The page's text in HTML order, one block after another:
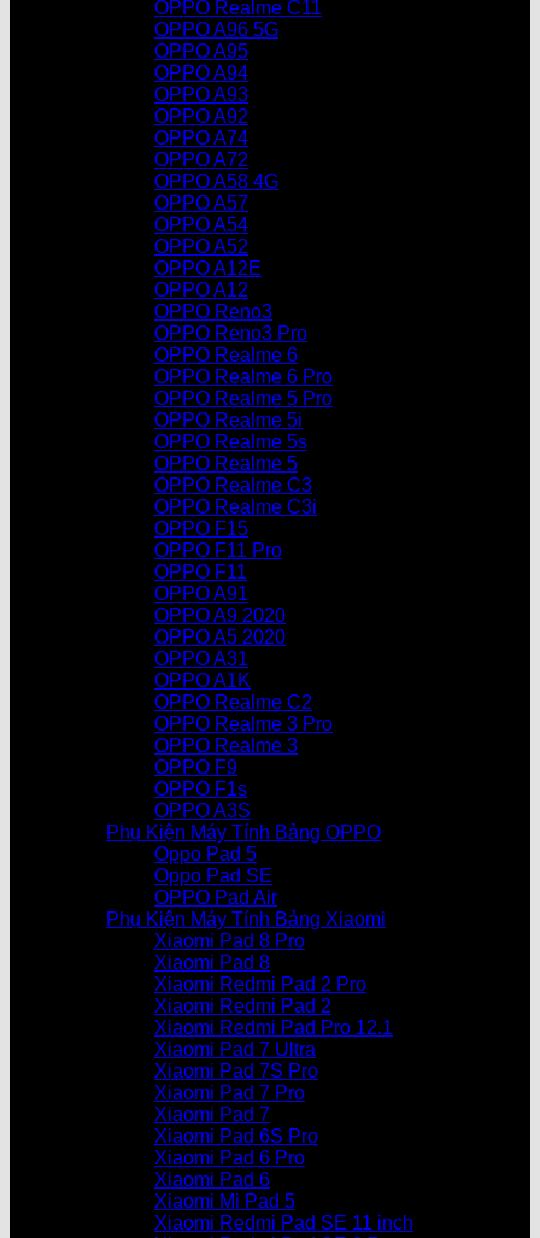
OPPO Realme C11
OPPO A96 5G
OPPO A95
OPPO A94
OPPO A93
OPPO A92
OPPO A74
OPPO A72
OPPO A58 4G
OPPO A57
OPPO A54
OPPO A52
OPPO A12E
OPPO A12
OPPO Reno3
OPPO Reno3 Pro
OPPO Realme 6
OPPO Realme 6 Pro
OPPO Realme 5 Pro
OPPO Realme 5i
OPPO Realme 5s
OPPO Realme 5
OPPO Realme C3
OPPO Realme C3i
OPPO F15
OPPO F11 Pro
OPPO F11
OPPO A91
OPPO A9 2020
OPPO A5 2020
OPPO A31
OPPO A1K
OPPO Realme C2
OPPO Realme 3 Pro
OPPO Realme 3
OPPO F9
OPPO F1s
OPPO A3S
Phụ Kiện Máy Tính Bảng OPPO
Oppo Pad 5
Oppo Pad SE
OPPO Pad Air
Phụ Kiện Máy Tính Bảng Xiaomi
Xiaomi Pad 8 Pro
Xiaomi Pad 8
Xiaomi Redmi Pad 2 Pro
Xiaomi Redmi Pad 2
Xiaomi Redmi Pad Pro 12.1
Xiaomi Pad 7 Ultra
Xiaomi Pad 7S Pro
Xiaomi Pad 7 Pro
Xiaomi Pad 7
Xiaomi Pad 6S Pro
Xiaomi Pad 6 Pro
Xiaomi Pad 6
Xiaomi Mi Pad 5
Xiaomi Redmi Pad SE 11 inch